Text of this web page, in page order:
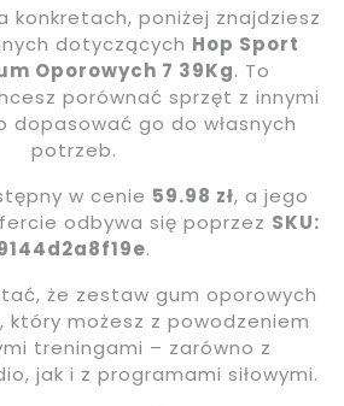
konkretach, poniżej znajdziesz
dotyczących Hop Sport
Oporowych 7 39Kg. To
porównać sprzęt z innymi
dopasować go do własnych
potrzeb.
w cenie 59.98 zł, a jego
odbywa się poprzez SKU:
.
że zestaw gum oporowych
możesz z powodzeniem
treningami – zarówno z
jak i z programami siłowymi.